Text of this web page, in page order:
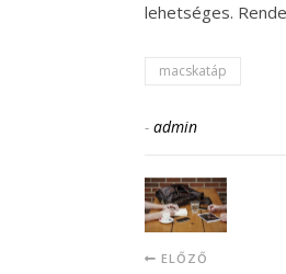
lehetséges.
macskatáp
- admin
ELŐZŐ